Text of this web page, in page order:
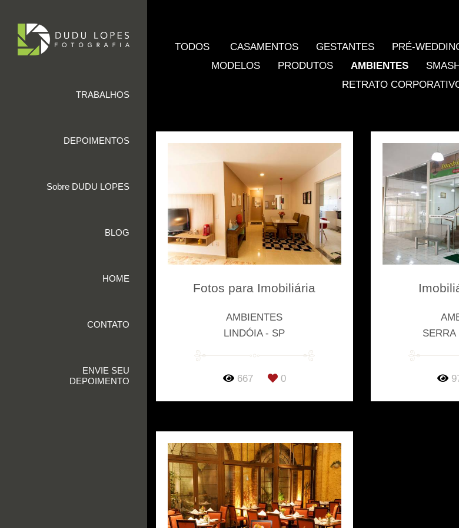
TRABALHOS
DEPOIMENTOS
Sobre DUDU LOPES
BLOG
HOME
CONTATO
ENVIE SEU
DEPOIMENTO
TODOS CASAMENTOS GESTANTES PRÉ-
MODELOS
PRODUTOS AMBIENTES
RETRATO
Fotos para Imobiliária
AMBIENTES
LINDÓIA - SP
667 0
SERRA